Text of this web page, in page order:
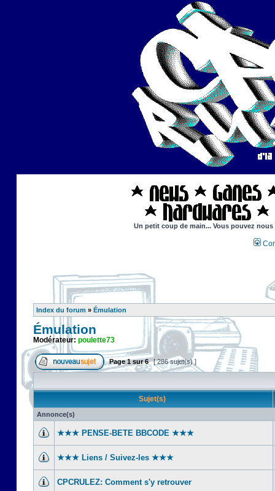
Un petit coup de main... Vous pouvez
Index du forum » Émulation
Émulation
Modérateur: poulette73
Page1sur6 [ 286 sujet(s) ]
Sujet(s)
Annonce(s)
★★★ PENSE-BETE BBCODE ★★★
★★★ Liens / Suivez-les ★★★
CPCRULEZ: Comment s'y retrouver‎